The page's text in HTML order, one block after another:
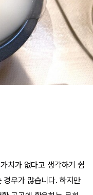
치가 없다고 생각하기 쉽
경우가 많습니다. 하지만